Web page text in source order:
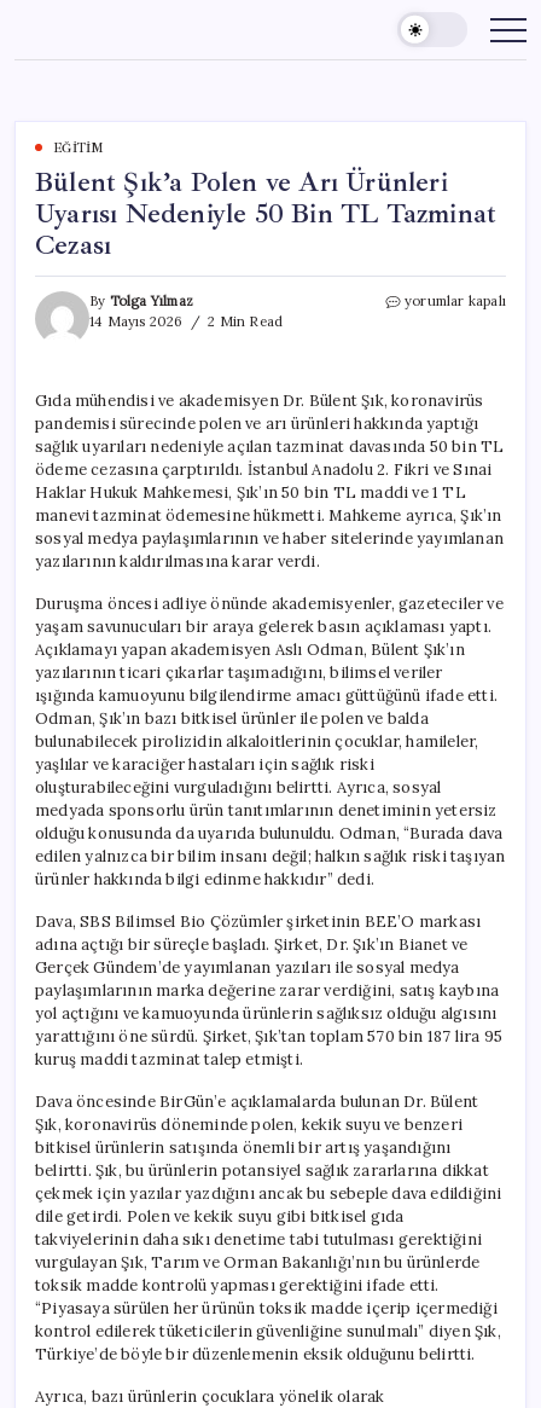
content
EĞITIM
Bülent Şık’a Polen ve Arı Ürünleri
Uyarısı Nedeniyle 50 Bin TL Tazminat
Cezası
By Tolga Yılmaz
14 Mayıs 2026
2 Min Read
Bülent
Ürünleri
Uyarısı
Nedeniyle
50
Bin
Tazminat
Cezası
yorumlar kapalı
Gıda mühendisi ve akademisyen Dr. Bülent Şık, koronavirüs
pandemisi sürecinde polen ve arı ürünleri hakkında yaptığı
sağlık uyarıları nedeniyle açılan tazminat davasında 50 bin TL
ödeme cezasına çarptırıldı. İstanbul Anadolu 2. Fikri ve Sınai
Haklar Hukuk Mahkemesi, Şık’ın 50 bin TL maddi ve 1 TL
manevi tazminat ödemesine hükmetti. Mahkeme ayrıca, Şık’ın
sosyal medya paylaşımlarının ve haber sitelerinde yayımlanan
yazılarının kaldırılmasına karar verdi.
Duruşma öncesi adliye önünde akademisyenler, gazeteciler ve
yaşam savunucuları bir araya gelerek basın açıklaması yaptı.
Açıklamayı yapan akademisyen Aslı Odman, Bülent Şık’ın
yazılarının ticari çıkarlar taşımadığını, bilimsel veriler
ışığında kamuoyunu bilgilendirme amacı güttüğünü ifade etti.
Odman, Şık’ın bazı bitkisel ürünler ile polen ve balda
bulunabilecek pirolizidin alkaloitlerinin çocuklar, hamileler,
yaşlılar ve karaciğer hastaları için sağlık riski
oluşturabileceğini vurguladığını belirtti. Ayrıca, sosyal
medyada sponsorlu ürün tanıtımlarının denetiminin yetersiz
olduğu konusunda da uyarıda bulunuldu. Odman, “Burada dava
edilen yalnızca bir bilim insanı değil; halkın sağlık riski taşıyan
ürünler hakkında bilgi edinme hakkıdır” dedi.
Dava, SBS Bilimsel Bio Çözümler şirketinin BEE’O markası
adına açtığı bir süreçle başladı. Şirket, Dr. Şık’ın Bianet ve
Gerçek Gündem’de yayımlanan yazıları ile sosyal medya
paylaşımlarının marka değerine zarar verdiğini, satış kaybına
yol açtığını ve kamuoyunda ürünlerin sağlıksız olduğu algısını
yarattığını öne sürdü. Şirket, Şık’tan toplam 570 bin 187 lira 95
kuruş maddi tazminat talep etmişti.
Dava öncesinde BirGün’e açıklamalarda bulunan Dr. Bülent
Şık, koronavirüs döneminde polen, kekik suyu ve benzeri
bitkisel ürünlerin satışında önemli bir artış yaşandığını
belirtti. Şık, bu ürünlerin potansiyel sağlık zararlarına dikkat
çekmek için yazılar yazdığını ancak bu sebeple dava edildiğini
dile getirdi. Polen ve kekik suyu gibi bitkisel gıda
takviyelerinin daha sıkı denetime tabi tutulması gerektiğini
vurgulayan Şık, Tarım ve Orman Bakanlığı’nın bu ürünlerde
toksik madde kontrolü yapması gerektiğini ifade etti.
“Piyasaya sürülen her ürünün toksik madde içerip içermediği
kontrol edilerek tüketicilerin güvenliğine sunulmalı” diyen Şık,
Türkiye’de böyle bir düzenlemenin eksik olduğunu belirtti.
Ayrıca, bazı ürünlerin çocuklara yönelik olarak